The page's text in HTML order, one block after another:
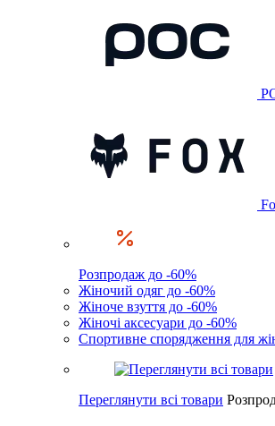
Розпродаж до -60%
Жіночий одяг до -60%
Жіноче взуття до -60%
Жіночі аксесуари до -60%
Спортивне спорядження для
Переглянути всі товари